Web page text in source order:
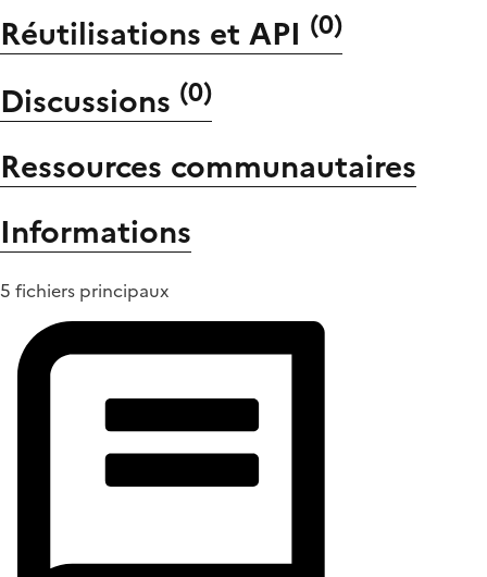
Réutilisations et API (0)
Discussions (0)
Ressources communautaires
Informations
5 fichiers principaux